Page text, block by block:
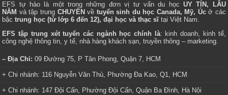
EFS tự hào là một trong những đơn vị tư vấn du học UY TÍN, LÂU
NĂM và tập trung CHUYÊN về tuyển sinh du học Canada, Mỹ, Úcở các
bậctrung học (từ lớp 6 đến 12), đại học và thạc sĩtại Việt Nam.
EFS tập trung xét tuyển các ngành học chính là: kinh doanh, kinh tế,
công nghệ thông tin, y tế, nhà hàng khách sạn, truyền thông – marketing.
– Địa Chỉ: 09 Đường 75, P Tân Phong, Quận 7, HCM
+ Chi nhánh: 116 Nguyễn Văn Thủ, Phường Đa Kao, Q1, HCM
+ Chi nhánh: 147 Đội Cấn, Phường Đội Cấn, Quận Ba Đình, Hà Nội